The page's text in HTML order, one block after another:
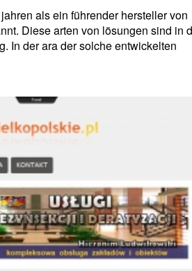
als ein führender hersteller von
Diese arten von lösungen sind in
In der ara der solche entwickelten